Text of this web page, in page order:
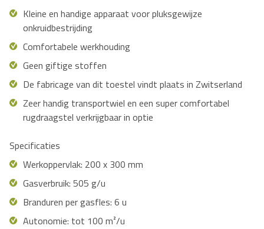
Kleine en handige apparaat voor pluksgewijze
onkruidbestrijding
Comfortabele werkhouding
Geen giftige stoffen
De fabricage van dit toestel vindt plaats in Zwitserland
Zeer handig transportwiel en een super comfortabel
rugdraagstel verkrijgbaar in optie
Specificaties
Werkoppervlak: 200 x 300 mm
Gasverbruik: 505 g/u
Branduren per gasfles: 6 u
Autonomie: tot 100 m²/u